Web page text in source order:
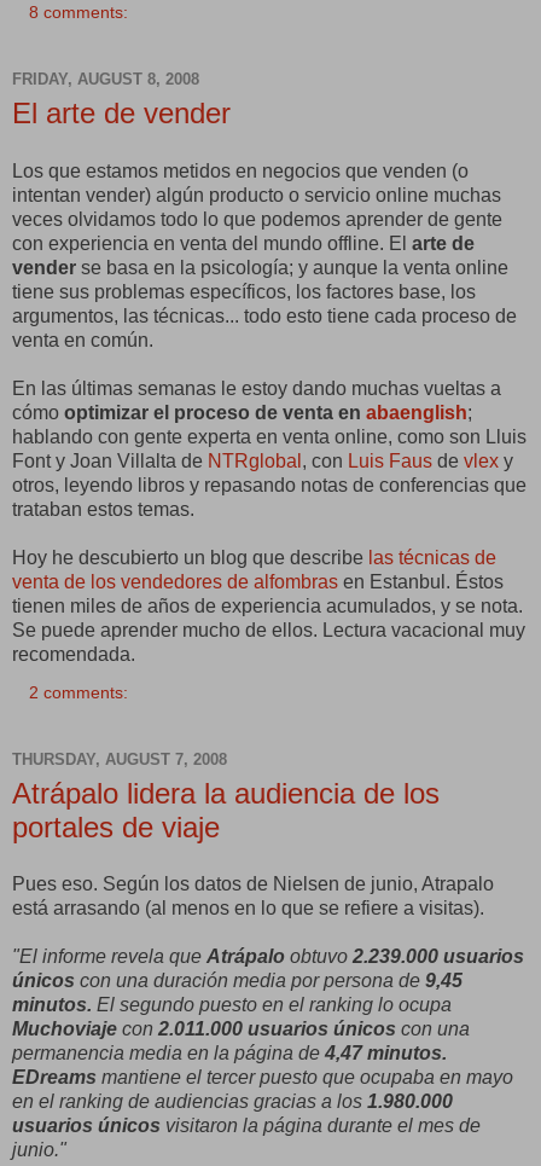
8 comments:
FRIDAY, AUGUST 8, 2008
El arte de vender
Los que estamos metidos en negocios que venden (o
intentan vender) algún producto o servicio online muchas
veces olvidamos todo lo que podemos aprender de gente
con experiencia en venta del mundo offline. El arte de
vender se basa en la psicología; y aunque la venta online
tiene sus problemas específicos, los factores base, los
argumentos, las técnicas... todo esto tiene cada proceso de
venta en común.
En las últimas semanas le estoy dando muchas vueltas a
cómo optimizar el proceso de venta en abaenglish;
hablando con gente experta en venta online, como son Lluis
Font y Joan Villalta de NTRglobal , con Luis Faus de vlex y
otros, leyendo libros y repasando notas de conferencias que
trataban estos temas.
Hoy he descubierto un blog que describe las técnicas de
venta de los vendedores de alfombras en Estanbul. Éstos
tienen miles de años de experiencia acumulados, y se nota.
Se puede aprender mucho de ellos. Lectura vacacional muy
recomendada.
2 comments:
THURSDAY, AUGUST 7, 2008
Atrápalo lidera la audiencia de los
portales de viaje
Pues eso. Según los datos de Nielsen de junio, Atrapalo
está arrasando (al menos en lo que se refiere a visitas).
"El informe revela que Atrápalo obtuvo 2.239.000 usuarios
únicos con una duración media por persona de 9,45
minutos. El segundo puesto en el ranking lo ocupa
Muchoviaje con 2.011.000 usuarios únicos con una
permanencia media en la página de 4,47 minutos.
EDreams mantiene el tercer puesto que ocupaba en mayo
en el ranking de audiencias gracias a los 1.980.000
usuarios únicos visitaron la página durante el mes de
junio."